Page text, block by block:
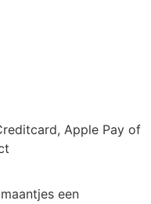
Apple Pay of
een